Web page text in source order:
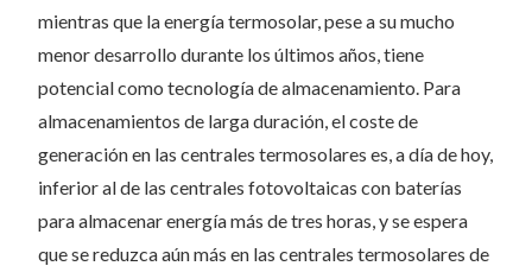
mientras que la energía termosolar, pese a su mucho
menor desarrollo durante los últimos años, tiene
potencial como tecnología de almacenamiento. Para
almacenamientos de larga duración, el coste de
generación en las centrales termosolares es, a día de hoy,
inferior al de las centrales fotovoltaicas con baterías
para almacenar energía más de tres horas, y se espera
que se reduzca aún más en las centrales termosolares de